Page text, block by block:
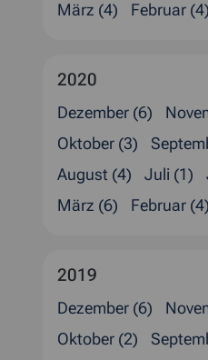
März (4)
Februar (4)
2020
Dezember (6)
Oktober (3)
August (4)
Juli (1)
März (6)
Februar (4)
2019
Dezember (6)
Oktober (2)